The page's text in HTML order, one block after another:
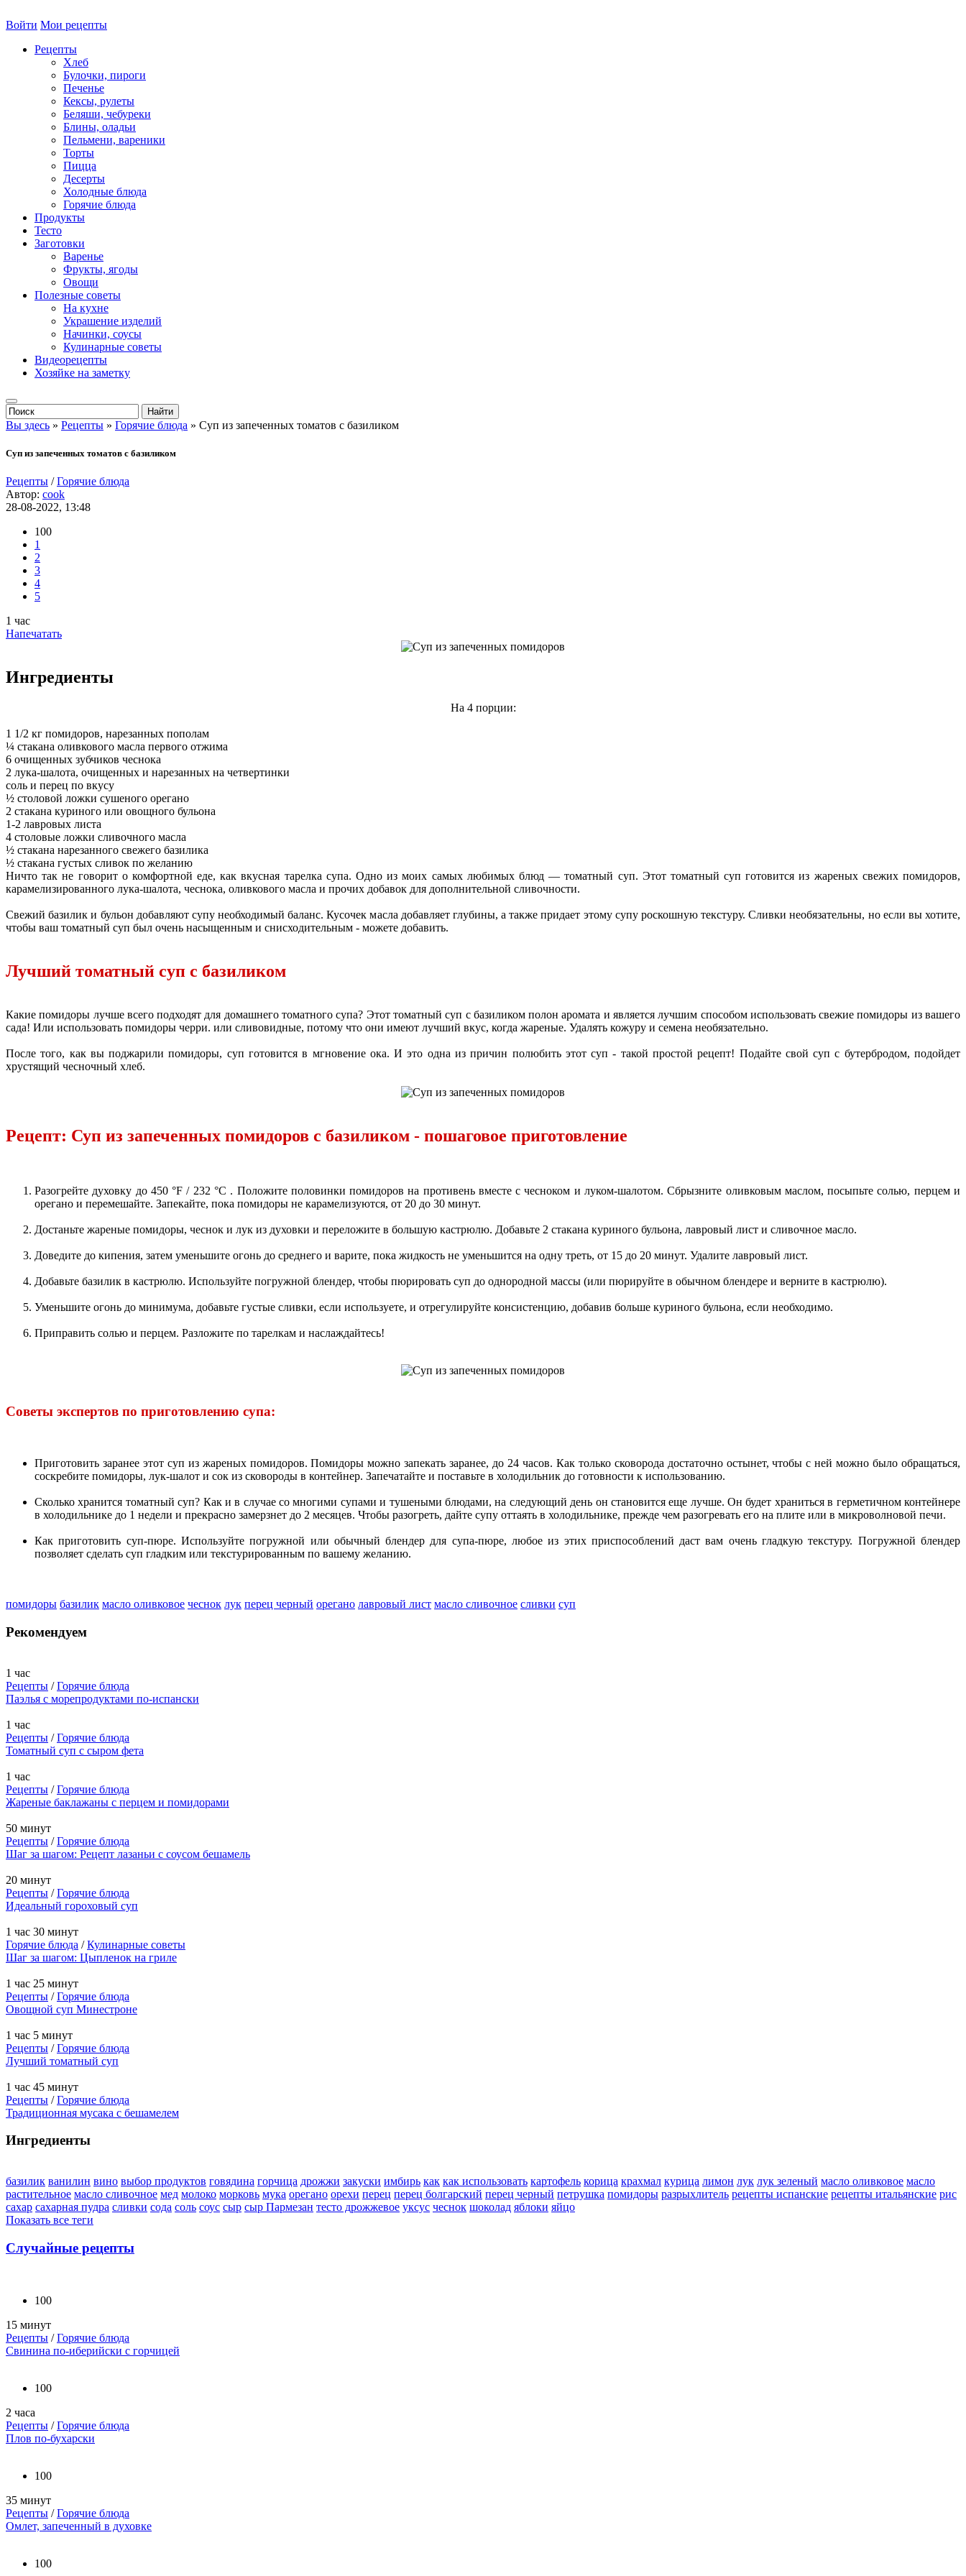
Войти Мои рецепты
Рецепты
Хлеб
Булочки, пироги
Печенье
Кексы, рулеты
Беляши, чебуреки
Блины, оладьи
Пельмени, вареники
Торты
Пицца
Десерты
Холодные блюда
Горячие блюда
Продукты
Тесто
Заготовки
Варенье
Фрукты, ягоды
Овощи
Полезные советы
На кухне
Украшение изделий
Начинки, соусы
Кулинарные советы
Видеорецепты
Хозяйке на заметку
Вы здесь » Рецепты » Горячие блюда » Суп из запеченных томатов с базиликом
Суп из запеченных томатов с базиликом
Рецепты /Горячие блюда
Автор: cook
28-08-2022, 13:48
100
1
2
3
4
5
1 час
Напечатать
Ингредиенты
На 4 порции:
1 1/2 кг помидоров, нарезанных пополам
¼ стакана оливкового масла первого отжима
6 очищенных зубчиков чеснока
2 лука-шалота, очищенных и нарезанных на четвертинки
соль и перец по вкусу
½ столовой ложки сушеного орегано
2 стакана куриного или овощного бульона
1-2 лавровых листа
4 столовые ложки сливочного масла
½ стакана нарезанного свежего базилика
½ стакана густых сливок по желанию
Ничто так не говорит о комфортной еде, как вкусная тарелка супа. Одно из моих самых любимых блюд — томатный суп. Этот томатный суп готовится из жареных свежих помидоров,
карамелизированного лука-шалота, чеснока, оливкового масла и прочих добавок для дополнительной сливочности.
Свежий базилик и бульон добавляют супу необходимый баланс. Кусочек масла добавляет глубины, а также придает этому супу роскошную текстуру. Сливки необязательны, но если вы хотите,
чтобы ваш томатный суп был очень насыщенным и снисходительным - можете добавить.
Лучший томатный cуп с базиликом
Какие помидоры лучше всего подходят для домашнего томатного супа? Этот томатный суп с базиликом полон аромата и является лучшим способом использовать свежие помидоры из вашего
сада! Или использовать помидоры черри. или сливовидные, потому что они имеют лучший вкус, когда жареные. Удалять кожуру и семена необязательно.
После того, как вы поджарили помидоры, суп готовится в мгновение ока. И это одна из причин полюбить этот суп - такой простой рецепт! Подайте свой суп с бутербродом, подойдет
хрустящий чесночный хлеб.
Рецепт: Суп из запеченных помидоров с базиликом - пошаговое приготовление
Разогрейте духовку до 450 °F / 232 °С . Положите половинки помидоров на противень вместе с чесноком и луком-шалотом. Сбрызните оливковым маслом, посыпьте солью, перцем и
орегано и перемешайте. Запекайте, пока помидоры не карамелизуются, от 20 до 30 минут.
Достаньте жареные помидоры, чеснок и лук из духовки и переложите в большую кастрюлю. Добавьте 2 стакана куриного бульона, лавровый лист и сливочное масло.
Доведите до кипения, затем уменьшите огонь до среднего и варите, пока жидкость не уменьшится на одну треть, от 15 до 20 минут. Удалите лавровый лист.
Добавьте базилик в кастрюлю. Используйте погружной блендер, чтобы пюрировать суп до однородной массы (или пюрируйте в обычном блендере и верните в кастрюлю).
Уменьшите огонь до минимума, добавьте густые сливки, если используете, и отрегулируйте консистенцию, добавив больше куриного бульона, если необходимо.
Приправить солью и перцем. Разложите по тарелкам и наслаждайтесь!
Советы экспертов по приготовлению супа:
Приготовить заранее этот суп из жареных помидоров. Помидоры можно запекать заранее, до 24 часов. Как только сковорода достаточно остынет, чтобы с ней можно было обращаться,
соскребите помидоры, лук-шалот и сок из сковороды в контейнер. Запечатайте и поставьте в холодильник до готовности к использованию.
Сколько хранится томатный суп? Как и в случае со многими супами и тушеными блюдами, на следующий день он становится еще лучше. Он будет храниться в герметичном контейнере
в холодильнике до 1 недели и прекрасно замерзнет до 2 месяцев. Чтобы разогреть, дайте супу оттаять в холодильнике, прежде чем разогревать его на плите или в микроволновой печи.
Как приготовить суп-пюре. Используйте погружной или обычный блендер для супа-пюре, любое из этих приспособлений даст вам очень гладкую текстуру. Погружной блендер
позволяет сделать суп гладким или текстурированным по вашему желанию.
помидоры базилик масло оливковое чеснок лук перец черный орегано лавровый лист масло сливочное сливки суп
Рекомендуем
1 час
Рецепты /Горячие блюда
Паэлья с морепродуктами по-испански
1 час
Рецепты /Горячие блюда
Томатный суп с сыром фета
1 час
Рецепты /Горячие блюда
Жареные баклажаны с перцем и помидорами
50 минут
Рецепты /Горячие блюда
Шаг за шагом: Рецепт лазаньи с соусом бешамель
20 минут
Рецепты /Горячие блюда
Идеальный гороховый суп
1 час 30 минут
Горячие блюда /Кулинарные советы
Шаг за шагом: Цыпленок на гриле
1 час 25 минут
Рецепты /Горячие блюда
Овощной суп Минестроне
1 час 5 минут
Рецепты /Горячие блюда
Лучший томатный суп
1 час 45 минут
Рецепты /Горячие блюда
Традиционная мусака с бешамелем
Ингредиенты
базилик ванилин вино выбор продуктов говядина горчица дрожжи закуски имбирь как как использовать картофель корица крахмал курица лимон лук лук зеленый масло оливковое масло
растительное масло сливочное мед молоко морковь мука орегано орехи перец перец болгарский перец черный петрушка помидоры разрыхлитель рецепты испанские рецепты итальянские рис
сахар сахарная пудра сливки сода соль соус сыр сыр Пармезан тесто дрожжевое уксус чеснок шоколад яблоки яйцо
Показать все теги
Случайные рецепты
100
15 минут
Рецепты /Горячие блюда
Свинина по-иберийски с горчицей
100
2 часа
Рецепты /Горячие блюда
Плов по-бухарски
100
35 минут
Рецепты /Горячие блюда
Омлет, запеченный в духовке
100